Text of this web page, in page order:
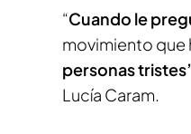
“Cuando le
movimiento que
personas
Lucía Caram.